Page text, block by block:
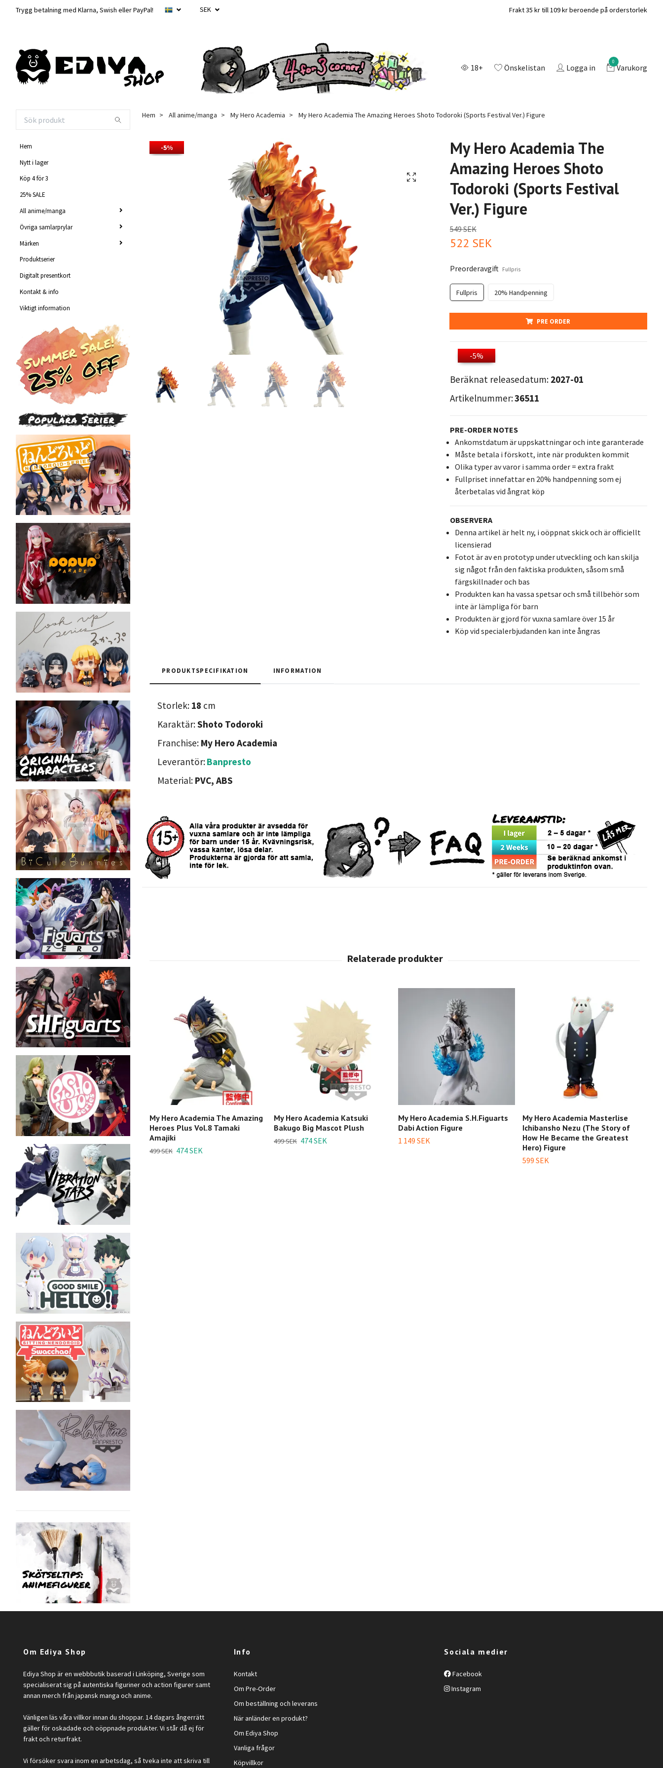
Trygg betalning med Klarna, Swish eller PayPal! SEK Frakt 35 kr till 109 kr beroende på orderstorlek
18+ Önskelistan Logga in
0
Varukorg
Hem
Nytt i lager
Köp 4 för 3
25% SALE
All anime/manga
Övriga samlarprylar
Märken
Produktserier
Digitalt presentkort
Kontakt & info
Viktigt information
Hem All anime/manga My Hero Academia My Hero Academia The Amazing Heroes Shoto Todoroki (Sports Festival Ver.) Figure
-5%
My Hero Academia The
Amazing Heroes Shoto
Todoroki (Sports Festival
Ver.) Figure
549 SEK
522 SEK
Preorderavgift Fullpris
Fullpris 20% Handpenning
PRE ORDER
-5%
Beräknat releasedatum: 2027-01
Artikelnummer:36511
PRE-ORDER NOTES
Ankomstdatum är uppskattningar och inte garanterade
Måste betala i förskott, inte när produkten kommit
Olika typer av varor i samma order = extra frakt
Fullpriset innefattar en 20% handpenning som ej
återbetalas vid ångrat köp
OBSERVERA
Denna artikel är helt ny, i oöppnat skick och är officiellt
licensierad
Fotot är av en prototyp under utveckling och kan skilja
sig något från den faktiska produkten, såsom små
färgskillnader och bas
Produkten kan ha vassa spetsar och små tillbehör som
inte är lämpliga för barn
Produkten är gjord för vuxna samlare över 15 år
Köp vid specialerbjudanden kan inte ångras
PRODUKTSPECIFIKATION INFORMATION
Storlek: 18 cm
Karaktär:Shoto Todoroki
Franchise: My Hero Academia
Leverantör:Banpresto
Material: PVC, ABS
My Hero Academia The Amazing
Heroes Plus Vol.8 Tamaki
Amajiki
499 SEK 474 SEK
My Hero Academia Katsuki
Bakugo Big Mascot Plush
499 SEK 474 SEK
My Hero Academia S.H.Figuarts
Dabi Action Figure
1 149 SEK
My Hero Academia Masterlise
Ichibansho Nezu (The Story of
How He Became the Greatest
Hero) Figure
599 SEK
Om Ediya Shop
Ediya Shop är en webbbutik baserad i Linköping, Sverige som
specialiserat sig på autentiska figuriner och action figurer samt
annan merch från japansk manga och anime.
Vänligen läs våra villkor innan du shoppar. 14 dagars ångerrätt
gäller för oskadade och oöppnade produkter. Vi står då ej för
frakt och returfrakt.
Vi försöker svara inom en arbetsdag, så tveka inte att skriva till
Info
Kontakt
Om Pre-Order
Om beställning och leverans
När anländer en produkt?
Om Ediya Shop
Vanliga frågor
Köpvillkor
Sociala medier
Facebook
Instagram